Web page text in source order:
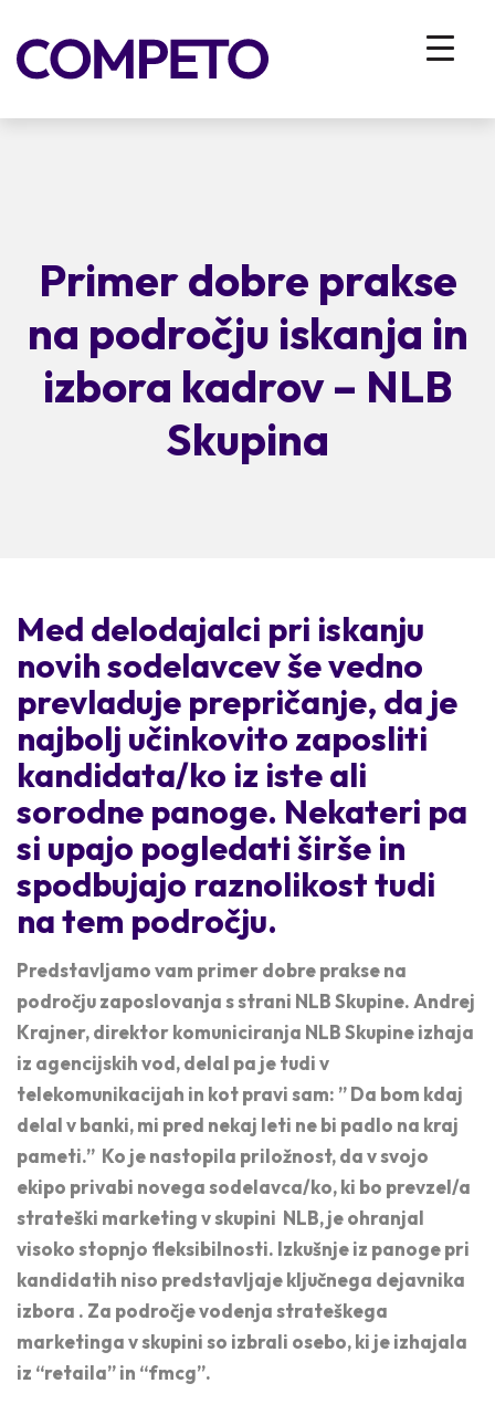
Primer dobre prakse
na področju iskanja in
izbora kadrov – NLB
Skupina
Med delodajalci pri iskanju
novih sodelavcev še vedno
prevladuje prepričanje, da je
najbolj učinkovito zaposliti
kandidata/ko iz iste ali
sorodne panoge. Nekateri pa
si upajo pogledati širše in
spodbujajo raznolikost tudi
na tem področju.
Predstavljamo vam primer dobre prakse na
področju zaposlovanja s strani NLB Skupine. Andrej
Krajner, direktor komuniciranja NLB Skupine izhaja
iz agencijskih vod, delal pa je tudi v
telekomunikacijah in kot pravi sam: ” Da bom kdaj
delal v banki, mi pred nekaj leti ne bi padlo na kraj
pameti.” Ko je nastopila priložnost, da v svojo
ekipo privabi novega sodelavca/ko, ki bo prevzel/a
strateški marketing v skupini NLB, je ohranjal
visoko stopnjo fleksibilnosti. Izkušnje iz panoge pri
kandidatih niso predstavljaje ključnega dejavnika
izbora . Za področje vodenjastrateškega
marketinga v skupini so izbrali osebo, ki je izhajala
iz “retaila” in “fmcg”.